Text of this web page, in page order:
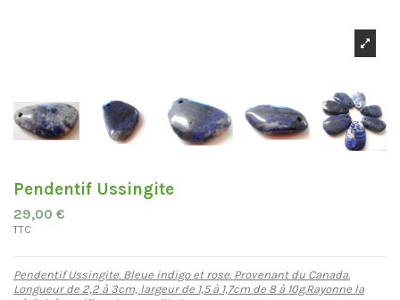
Pendentif Ussingite
29,00 €
TTC
Pendentif Ussingite. Bleue indigo et rose. Provenant du Canada.
Longueur de 2,2 à 3cm, largeur de 1,5 à 1,7cm de 8 à 10g.Rayonne la